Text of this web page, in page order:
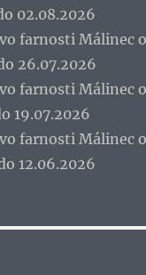
02.08.2026
farnosti Málinec
26.07.2026
farnosti Málinec
19.07.2026
farnosti Málinec
12.06.2026